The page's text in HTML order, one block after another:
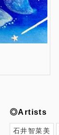
◎Artists
石井智菜美